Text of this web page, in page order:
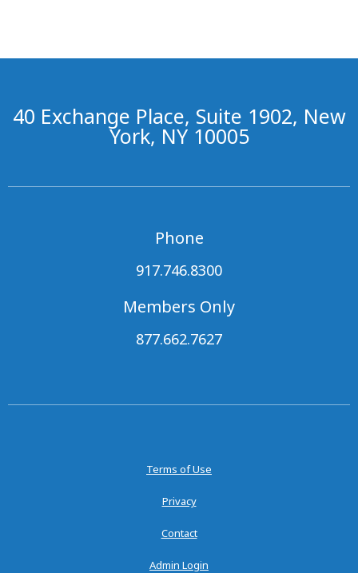
40 Exchange Place, Suite 1902, New
York, NY 10005
Phone
917.746.8300
Members Only
877.662.7627
Terms of Use
Privacy
Contact
Admin Login